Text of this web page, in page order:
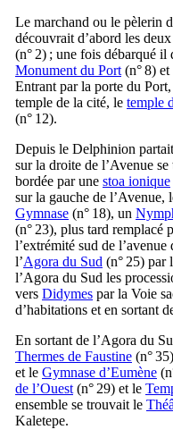
Le marchand ou le pèlerin
découvrait d’abord les
(n° 2) ; une fois débarqué il
Monument du Port (n° 8)
Entrant par la porte du
temple de la cité, le temple
(n° 12).
Depuis le Delphinion
sur la droite de l’Avenue se
bordée par une stoa ionique
sur la gauche de l’Avenue,
Gymnase (n° 18), un
(n° 23), plus tard remplacé
l’extrémité sud de
l’Agora du Sud (n° 25) par
l’Agora du Sud les
vers Didymes par la Voie
d’habitations et en sortant
En sortant de l’Agora du
Thermes de Faustine (n°
et le Gymnase d’Eumène
de l’Ouest (n° 29) et le
ensemble se trouvait le
Kaletepe.